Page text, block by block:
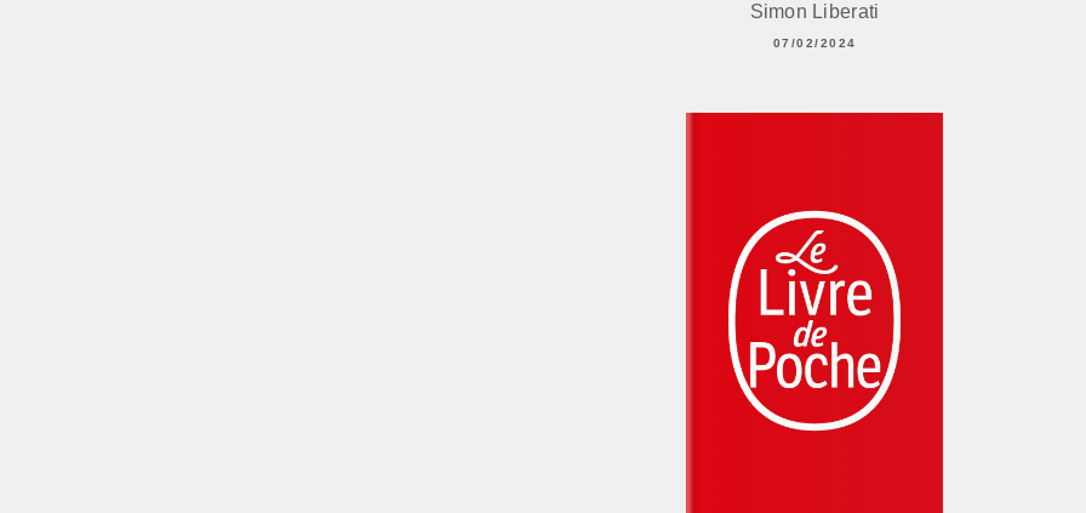
Simon Liberati
07/02/2024